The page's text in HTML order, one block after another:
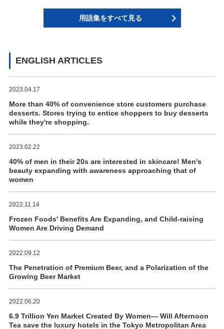
用語集をすべて見る
ENGLISH ARTICLES
2023.04.17
More than 40% of convenience store customers purchase
desserts. Stores trying to entice shoppers to buy desserts
while they're shopping.
2023.02.22
40% of men in their 20s are interested in skincare! Men's
beauty expanding with awareness approaching that of
women
2022.11.14
Frozen Foods' Benefits Are Expanding, and Child-raising
Women Are Driving Demand
2022.09.12
The Penetration of Premium Beer, and a Polarization of the
Growing Beer Market
2022.06.20
6.9 Trillion Yen Market Created By Women― Will Afternoon
Tea save the luxury hotels in the Tokyo Metropolitan Area